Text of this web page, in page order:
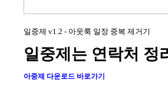
일중제 v1.2 - 아웃룩 일정 중복 제거기
일중제는 연락처 정
아중제 다운로드 바로가기